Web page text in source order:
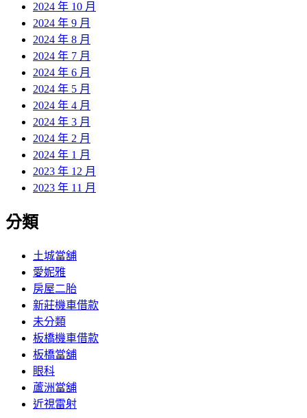
2024 年 10 月
2024 年 9 月
2024 年 8 月
2024 年 7 月
2024 年 6 月
2024 年 5 月
2024 年 4 月
2024 年 3 月
2024 年 2 月
2024 年 1 月
2023 年 12 月
2023 年 11 月
分類
土城當舖
愛妮雅
房屋二胎
新莊機車借款
未分類
板橋機車借款
板橋當舖
眼科
蘆洲當舖
近視雷射